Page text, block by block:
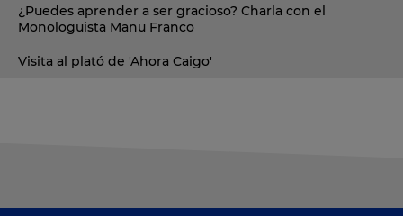
¿Puedes aprender a ser gracioso? Charla con el
Monologuista Manu Franco
Visita al plató de 'Ahora Caigo'